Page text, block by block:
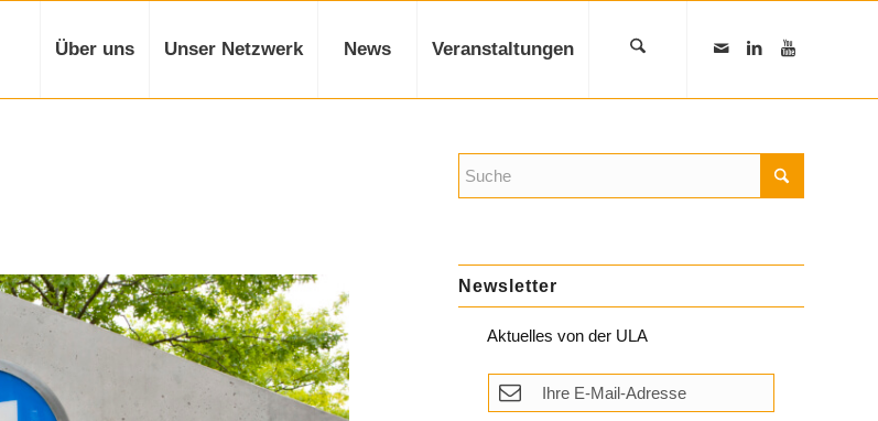
Über uns Unser Netzwerk News Veranstaltungen
Newsletter
Aktuelles von der ULA